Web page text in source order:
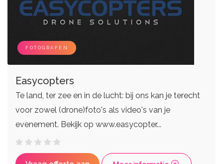
FOTOGRAFEN
Easycopters
Te land, ter zee en in de lucht: bij ons kan je terecht
voor zowel (drone)foto's als video's van je
evenement. Bekijk op www.easycopter...